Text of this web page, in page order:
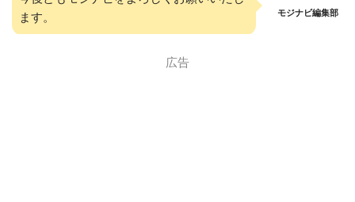
ます。
モジナビ編集部
広告